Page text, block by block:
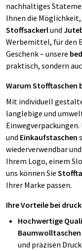
nachhaltiges
Ihnen die Möglichkeit,
Stoffsackerlund
Werbemittel, für den
Geschenk – unsere
praktisch, sondern
Warum Stofftaschen
Mit individuell
langlebige und
Einwegverpackungen.
und Einkaufstaschen
wiederverwendbar
Ihrem Logo, einem
uns können Sie
Ihrer Marke passen.
Ihre Vorteile bei
Hochwertige
Baumwolltaschen
und präzisen Druck.